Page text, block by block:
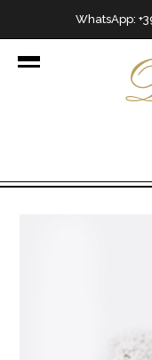
WhatsApp: